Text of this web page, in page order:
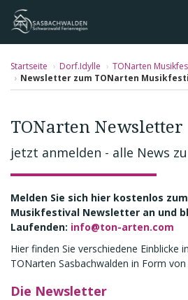
Startseite Dorf.Idylle
TONarten
Newsletter zum TONarten
TONarten Newsletter
jetzt anmelden - alle News
Melden Sie sich hier kostenlos
Musikfestival Newsletter an und
Laufenden: info@ton-arten.com
Hier finden Sie verschiedene Einblicke
TONarten Sasbachwalden in Form
Die Newsletter